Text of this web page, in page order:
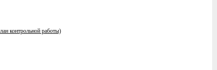
контрольной работы)